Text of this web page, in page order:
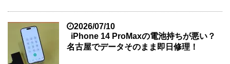
2026/07/10
iPhone 14 ProMaxの電池持ちが悪い？
名古屋でデータそのまま即日修理！